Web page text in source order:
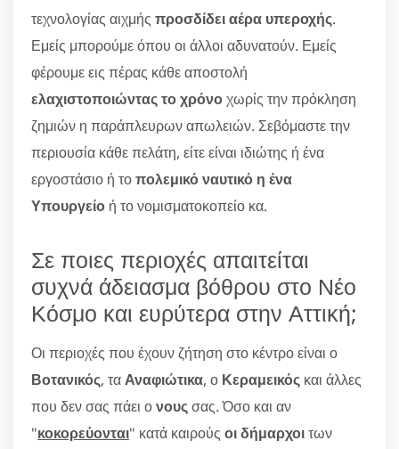
τεχνολογίας αιχμής προσδίδει αέρα υπεροχής.
Εμείς μπορούμε όπου οι άλλοι αδυνατούν. Εμείς
φέρουμε εις πέρας κάθε αποστολή
ελαχιστοποιώντας το χρόνοχωρίς την πρόκληση
ζημιών η παράπλευρων απωλειών. Σεβόμαστε την
περιουσία κάθε πελάτη, είτε είναι ιδιώτης ή ένα
εργοστάσιο ή τοπολεμικό ναυτικό η ένα
Υπουργείο ή το νομισματοκοπείο κα.
Σε ποιες περιοχές απαιτείται
συχνά άδειασμα βόθρου στο Νέο
Κόσμο και ευρύτερα στην Αττική;
Οι περιοχές που έχουν ζήτηση στο κέντρο είναι ο
Βοτανικός, ταΑναφιώτικα, ο Κεραμεικός και άλλες
που δεν σας πάει ονουςσας. Όσο και αν
"κοκορεύονται" κατά καιρούς οι δήμαρχοιτων